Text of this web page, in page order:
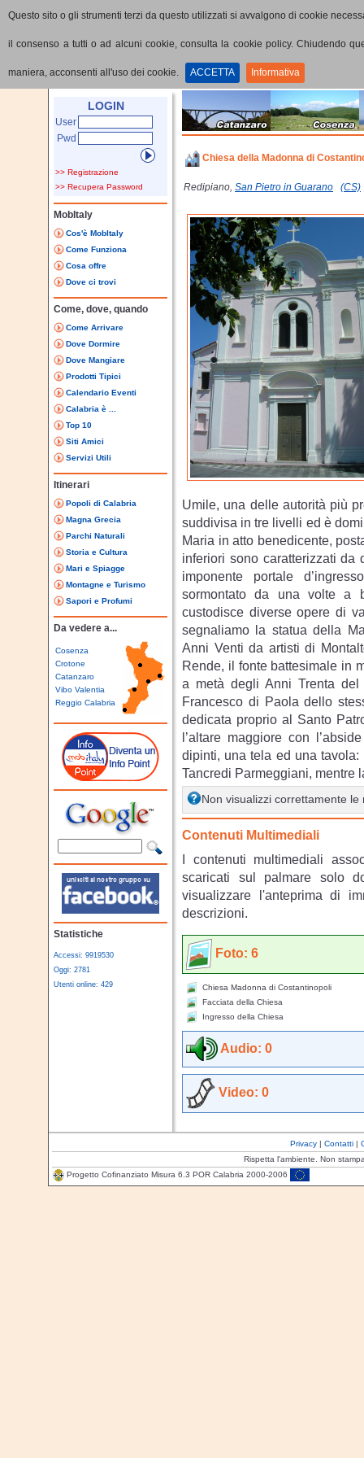
Questo sito o gli strumenti terzi da questo utilizzati si avvalgono di cookie
il consenso a tutti o ad alcuni cookie, consulta la cookie policy. Chiudendo
maniera, acconsenti all'uso dei cookie. ACCETTA Informativa
Dettaglio PoI
LOGIN
User
Pwd
>> Registrazione
>> Recupera Password
MobItaly
Cos'è MobItaly
Come Funziona
Cosa offre
Dove ci trovi
Come, dove, quando
Come Arrivare
Dove Dormire
Dove Mangiare
Prodotti Tipici
Calendario Eventi
Calabria è ...
Top 10
Siti Amici
Servizi Utili
Itinerari
Popoli di Calabria
Magna Grecia
Parchi Naturali
Storia e Cultura
Mari e Spiagge
Montagne e Turismo
Sapori e Profumi
Da vedere a...
Cosenza
Crotone
Catanzaro
Vibo Valentia
Reggio Calabria
Statistiche
Accessi: 9919530
Oggi: 2781
Utenti online: 429
Chiesa della Madonna di
Redipiano, San Pietro in Guarano (CS)
Umile, una delle autorità più
suddivisa in tre livelli ed è
Maria in atto benedicente,
inferiori sono caratterizzati da
imponente portale
sormontato da una volte a
custodisce diverse opere di
segnaliamo la statua della
Anni Venti da artisti di
Rende, il fonte battesimale in
a metà degli Anni Trenta
Francesco di Paola dello
dedicata proprio al Santo
l’altare maggiore con
dipinti, una tela ed una
Tancredi Parmeggiani, mentre
Non visualizzi correttamente
Contenuti Multimediali
I contenuti multimediali
scaricati sul palmare solo
visualizzare l'anteprima di
descrizioni.
Foto: 6
Chiesa Madonna di Costantinopoli
Facciata della Chiesa
Ingresso della Chiesa
Audio: 0
Video: 0
Privacy| Contatti|
Rispetta l'ambiente. Non
Progetto Cofinanziato Misura 6.3 POR Calabria 2000-2006